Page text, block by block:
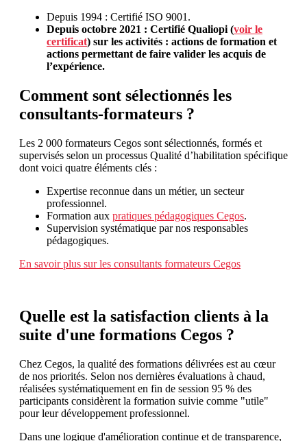
Depuis 1994 : Certifié ISO 9001.
Depuis octobre 2021 : Certifié Qualiopi (voir le
certificat) sur les activités : actions de formation et
actions permettant de faire valider les acquis de
l’expérience.
Comment sont sélectionnés les
consultants-formateurs ?
Les 2 000 formateurs Cegos sont sélectionnés, formés et
supervisés selon un processus Qualité d’habilitation spécifique
dont voici quatre éléments clés :
Expertise reconnue dans un métier, un secteur
professionnel.
Formation aux pratiques pédagogiques Cegos.
Supervision systématique par nos responsables
pédagogiques.
En savoir plus sur les consultants formateurs Cegos
Quelle est la satisfaction clients à la
suite d'une formations Cegos ?
Chez Cegos, la qualité des formations délivrées est au cœur
de nos priorités. Selon nos dernières évaluations à chaud,
réalisées systématiquement en fin de session 95 % des
participants considèrent la formation suivie comme "utile"
pour leur développement professionnel.
Dans une logique d'amélioration continue et de transparence,